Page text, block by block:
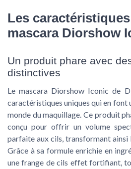
Les
mascara Diorshow
Un produit phare avec
distinctives
Le mascara Diorshow Iconic de
caractéristiques uniques qui en font
monde du maquillage. Ce produit
conçu pour offrir un volume
parfaite aux cils, transformant
Grâce à sa formule enrichie en
une frange de cils effet fortifiant,